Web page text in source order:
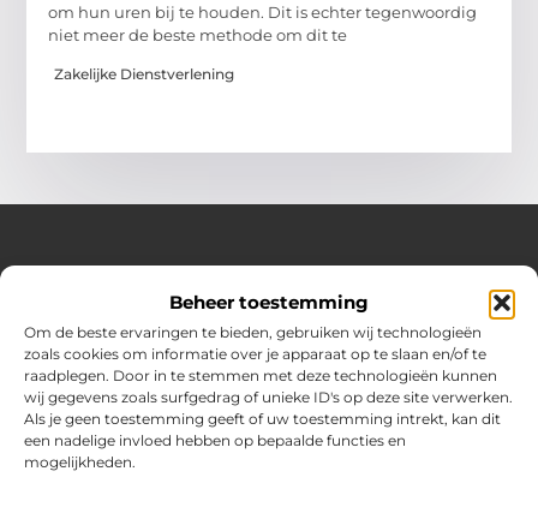
Beheer toestemming
Om de beste ervaringen te bieden, gebruiken wij technologieën
zoals cookies om informatie over je apparaat op te slaan en/of te
raadplegen. Door in te stemmen met deze technologieën kunnen
wij gegevens zoals surfgedrag of unieke ID's op deze site verwerken.
Als je geen toestemming geeft of uw toestemming intrekt, kan dit
een nadelige invloed hebben op bepaalde functies en
mogelijkheden.
om hun uren bij te houden. Dit is echter tegenwoordig
niet meer de beste methode om dit te
Zakelijke Dienstverlening
Over Huizenplan
Jouw gids voor wooninspiratie en praktische tips
Ontdek een uitgebreide verzameling blogs en artikelen
boordevol handige adviezen en verrassende inzichten om
jouw woondromen te realiseren. Van interieurideeën tot
slimme bespaartips – haal het beste uit jouw huis en
leefomgeving!